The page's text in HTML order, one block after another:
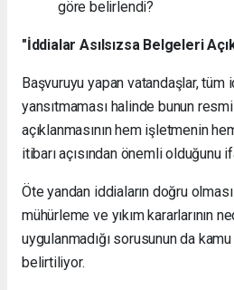
göre belirlendi?
"İddialar Asılsızsa Belgeleri
Başvuruyu yapan vatandaşlar, tüm
yansıtmaması halinde bunun
açıklanmasının hem işletmenin
itibarı açısından önemli olduğunu
Öte yandan iddiaların doğru
mühürleme ve yıkım kararlarının
uygulanmadığı sorusunun da
belirtiliyor.